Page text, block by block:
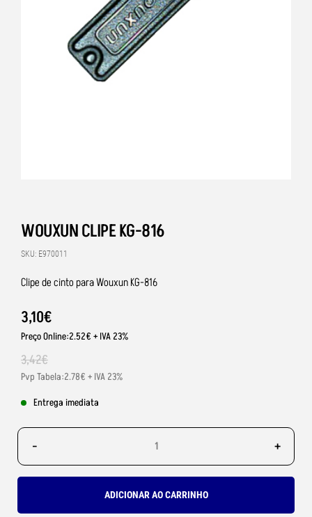
WOUXUN CLIPE KG-816
SKU: E970011
Clipe de cinto para Wouxun KG-816
3,10€
Preço Online:2.52€ + IVA 23%
3,42€
Pvp Tabela:2.78€ + IVA 23%
Entrega imediata
- +
ADICIONAR AO CARRINHO